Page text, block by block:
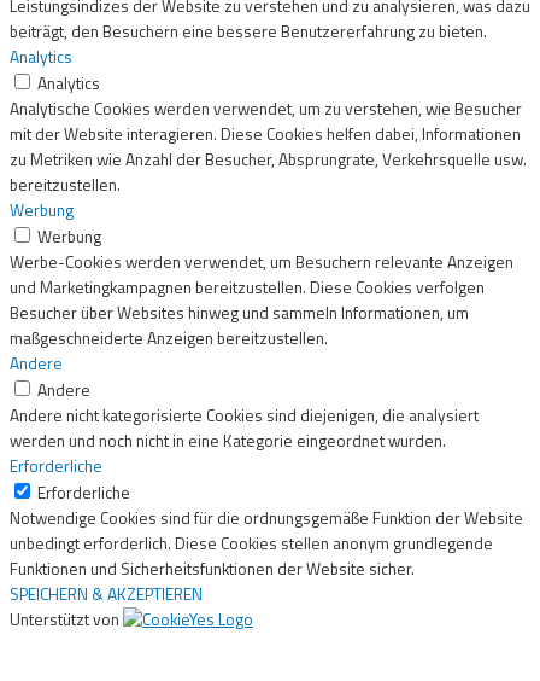
Leistungsindizes der Website zu verstehen und zu analysieren, was dazu
beiträgt, den Besuchern eine bessere Benutzererfahrung zu bieten.
Analytics
Analytics
Analytische Cookies werden verwendet, um zu verstehen, wie Besucher
mit der Website interagieren. Diese Cookies helfen dabei, Informationen
zu Metriken wie Anzahl der Besucher, Absprungrate, Verkehrsquelle usw.
bereitzustellen.
Werbung
Werbung
Werbe-Cookies werden verwendet, um Besuchern relevante Anzeigen
und Marketingkampagnen bereitzustellen. Diese Cookies verfolgen
Besucher über Websites hinweg und sammeln Informationen, um
maßgeschneiderte Anzeigen bereitzustellen.
Andere
Andere
Andere nicht kategorisierte Cookies sind diejenigen, die analysiert
werden und noch nicht in eine Kategorie eingeordnet wurden.
Erforderliche
Erforderliche
Notwendige Cookies sind für die ordnungsgemäße Funktion der Website
unbedingt erforderlich. Diese Cookies stellen anonym grundlegende
Funktionen und Sicherheitsfunktionen der Website sicher.
SPEICHERN & AKZEPTIEREN
Unterstützt von